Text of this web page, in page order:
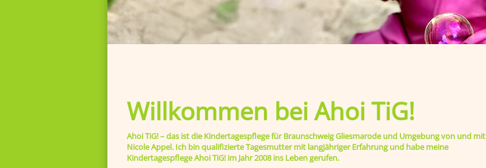
Willkommen bei Ahoi TiG!
Ahoi TiG! – das ist die Kindertagespflege für Braunschweig Gliesmarode und Umgebung von und mit
Nicole Appel. Ich bin qualifizierte Tagesmutter mit langjähriger Erfahrung und habe meine
Kindertagespflege Ahoi TiG! im Jahr 2008 ins Leben gerufen.